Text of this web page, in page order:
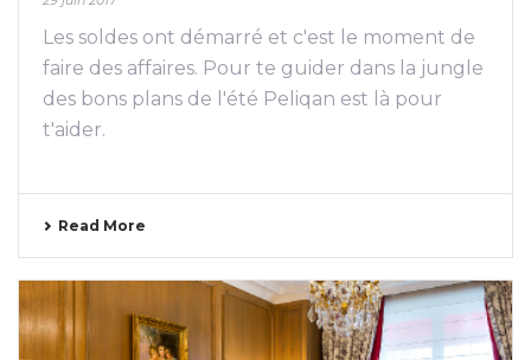
Les soldes ont démarré et c'est le moment de
faire des affaires. Pour te guider dans la jungle
des bons plans de l'été Peliqan est là pour
t'aider.
Read More